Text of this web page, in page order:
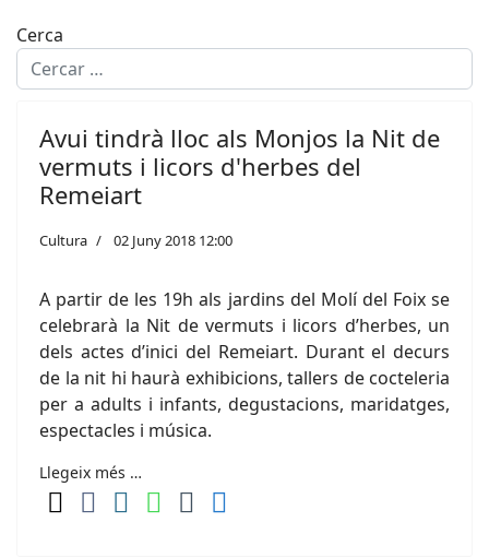
Cerca
Avui tindrà lloc als Monjos la Nit de
vermuts i licors d'herbes del
Remeiart
Cultura 02 Juny 2018 12:00
A partir de les 19h als jardins del Molí del Foix se
celebrarà la Nit de vermuts i licors d’herbes, un
dels actes d’inici del Remeiart. Durant el decurs
de la nit hi haurà exhibicions, tallers de cocteleria
per a adults i infants, degustacions, maridatges,
espectacles i música.
Llegeix més …